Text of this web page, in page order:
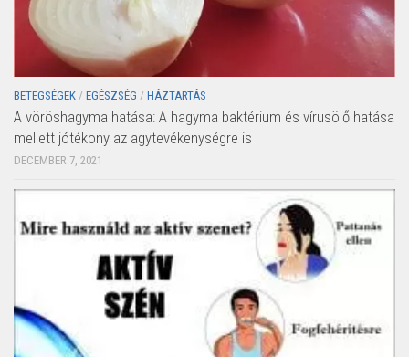
BETEGSÉGEK / EGÉSZSÉG / HÁZTARTÁS
A vöröshagyma hatása: A hagyma baktérium és vírusölő hatása
mellett jótékony az agytevékenységre is
DECEMBER 7, 2021